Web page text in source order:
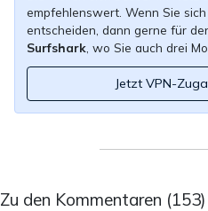
empfehlenswert. Wenn Sie
entscheiden, dann gerne für
Surfshark, wo Sie auch drei
Jetzt VPN-
Zu den Kommentaren (153)